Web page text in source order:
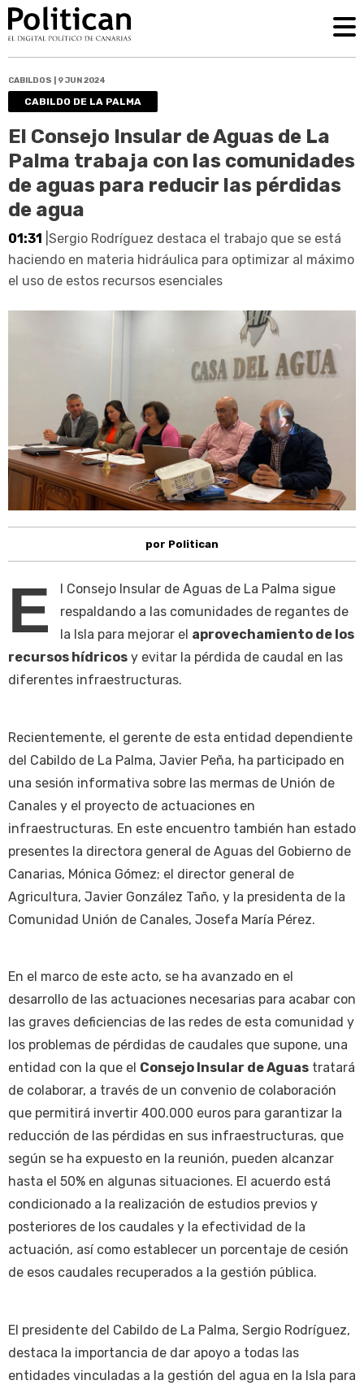
CABILDOS | 9 JUN 2024
CABILDO DE LA PALMA
El Consejo Insular de Aguas de La
Palma trabaja con las comunidades
de aguas para reducir las pérdidas
de agua
01:31 |Sergio Rodríguez destaca el trabajo que se está
haciendo en materia hidráulica para optimizar al máximo
el uso de estos recursos esenciales
por Politican
E
l Consejo Insular de Aguas de La Palma sigue
respaldando a las comunidades de regantes de
la Isla para mejorar el aprovechamiento de los
recursos hídricos y evitar la pérdida de caudal en las
diferentes infraestructuras.
Recientemente, el gerente de esta entidad dependiente
del Cabildo de La Palma, Javier Peña, ha participado en
una sesión informativa sobre las mermas de Unión de
Canales y el proyecto de actuaciones en
infraestructuras. En este encuentro también han estado
presentes la directora general de Aguas del Gobierno de
Canarias, Mónica Gómez; el director general de
Agricultura, Javier González Taño, y la presidenta de la
Comunidad Unión de Canales, Josefa María Pérez.
En el marco de este acto, se ha avanzado en el
desarrollo de las actuaciones necesarias para acabar con
las graves deficiencias de las redes de esta comunidad y
los problemas de pérdidas de caudales que supone, una
entidad con la que el Consejo Insular de Aguas tratará
de colaborar, a través de un convenio de colaboración
que permitirá invertir 400.000 euros para garantizar la
reducción de las pérdidas en sus infraestructuras, que
según se ha expuesto en la reunión, pueden alcanzar
hasta el 50% en algunas situaciones. El acuerdo está
condicionado a la realización de estudios previos y
posteriores de los caudales y la efectividad de la
actuación, así como establecer un porcentaje de cesión
de esos caudales recuperados a la gestión pública.
El presidente del Cabildo de La Palma, Sergio Rodríguez,
destaca la importancia de dar apoyo a todas las
entidades vinculadas a la gestión del agua en la Isla para